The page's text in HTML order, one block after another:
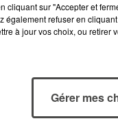
5 août 2026
MANGER
SAINEMENT
cliquant sur "Accepter et
également refuser en
à jour vos choix, ou
Gérer mes